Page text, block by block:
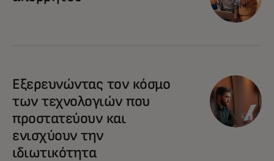
Εξερευνώντας τον κόσμο
των τεχνολογιών που
προστατεύουν και
ενισχύουν την
ιδιωτικότητα
opens in a new tab